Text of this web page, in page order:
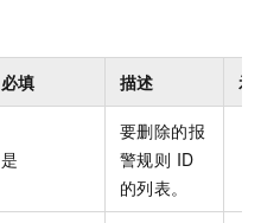
必填 描述 示
是
要删除的报
警规则 ID
的列表。